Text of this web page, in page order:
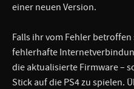
einer neuen Version.
Falls ihr vom Fehler
fehlerhafte
die aktualisierte Firmware –
Stick auf die PS4 zu spielen.